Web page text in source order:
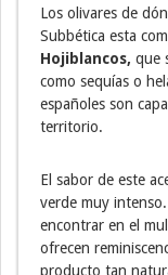
Los olivares de
Subbética esta
Hojiblancos, que
como sequías o
españoles son
territorio.
El sabor de este
verde muy
encontrar en el
ofrecen
producto tan